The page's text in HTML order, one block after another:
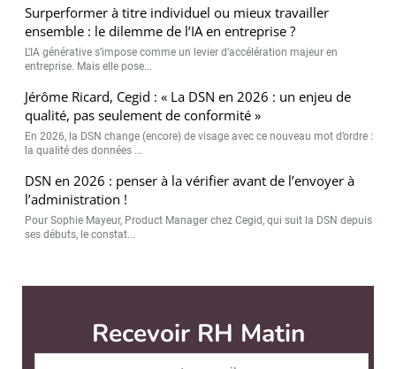
Surperformer à titre individuel ou mieux travailler
ensemble : le dilemme de l’IA en entreprise ?
L’IA générative s’impose comme un levier d’accélération majeur en
entreprise. Mais elle pose...
Jérôme Ricard, Cegid : « La DSN en 2026 : un enjeu de
qualité, pas seulement de conformité »
En 2026, la DSN change (encore) de visage avec ce nouveau mot d’ordre :
la qualité des données ...
DSN en 2026 : penser à la vérifier avant de l’envoyer à
l’administration !
Pour Sophie Mayeur, Product Manager chez Cegid, qui suit la DSN depuis
ses débuts, le constat...
Recevoir RH Matin